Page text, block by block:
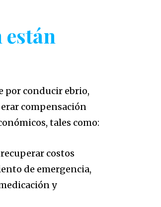
por conducir ebrio,
compensación
tales como:
recuperar costos
de emergencia,
y